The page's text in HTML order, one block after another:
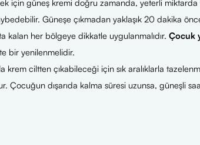
için güneş kremi doğru zamanda, yeterli miktarda
Güneşe çıkmadan yaklaşık 20 dakika
kalan her bölgeye dikkatle uygulanmalıdır. Çocuk
bir yenilenmelidir.
krem ciltten çıkabileceği için sık aralıklarla
Çocuğun dışarıda kalma süresi uzunsa, güneşli